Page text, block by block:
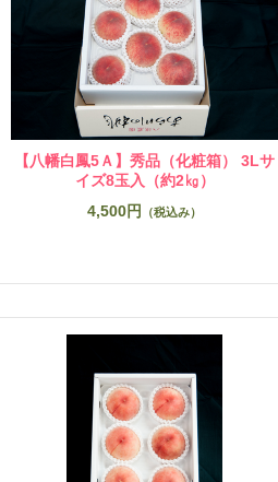
【八幡白鳳5Ａ】秀品（化粧箱） 3Lサ
イズ8玉入（約2㎏）
4,500円
（税込み）